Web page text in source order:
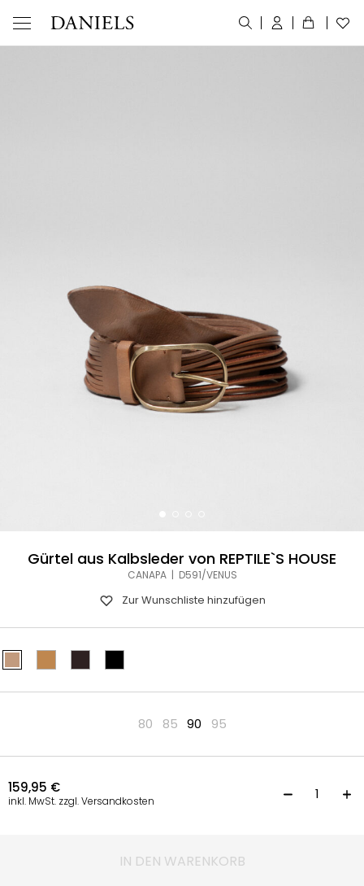
Gürtel aus Kalbsleder von REPTILE`S HOUSE
CANAPA | D591/VENUS
Zur Wunschliste hinzufügen
80 85 90 95
159,95 €
inkl. MwSt. zzgl. Versandkosten
IN DEN WARENKORB